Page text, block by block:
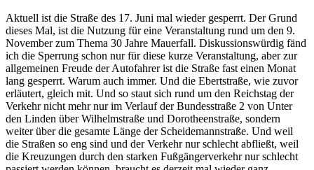
Aktuell ist die Straße des 17. Juni mal wieder gesperrt. Der Grund
dieses Mal, ist die Nutzung für eine Veranstaltung rund um den 9.
November zum Thema 30 Jahre Mauerfall. Diskussionswürdig fänd
ich die Sperrung schon nur für diese kurze Veranstaltung, aber zur
allgemeinen Freude der Autofahrer ist die Straße fast einen Monat
lang gesperrt. Warum auch immer. Und die Ebertstraße, wie zuvor
erläutert, gleich mit. Und so staut sich rund um den Reichstag der
Verkehr nicht mehr nur im Verlauf der Bundesstraße 2 von Unter
den Linden über Wilhelmstraße und Dorotheenstraße, sondern
weiter über die gesamte Länge der Scheidemannstraße. Und weil
die Straßen so eng sind und der Verkehr nur schlecht abfließt, weil
die Kreuzungen durch den starken Fußgängerverkehr nur schlecht